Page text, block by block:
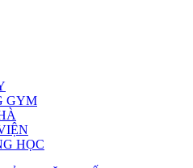
GYM
HỌC